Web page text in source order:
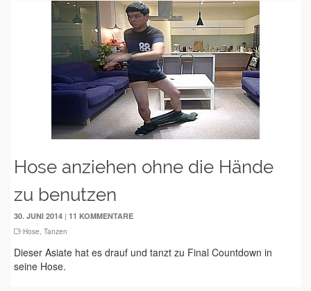
Hose anziehen ohne die Hände
zu benutzen
30. JUNI 2014 | 11 KOMMENTARE
Hose, Tanzen
Dieser Asiate hat es drauf und tanzt zu Final Countdown in
seine Hose.